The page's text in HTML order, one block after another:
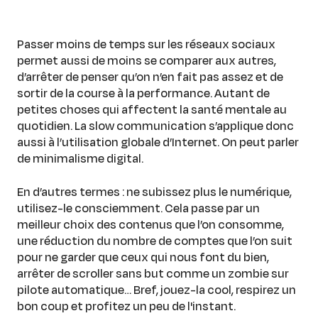
Passer moins de temps sur les réseaux sociaux
permet aussi de moins se comparer aux autres,
d’arrêter de penser qu’on n’en fait pas assez et de
sortir de la course à la performance. Autant de
petites choses qui affectent la santé mentale au
quotidien. La slow communication s’applique donc
aussi à l’utilisation globale d’Internet. On peut parler
de minimalisme digital.
En d’autres termes : ne subissez plus le numérique,
utilisez-le consciemment. Cela passe par un
meilleur choix des contenus que l’on consomme,
une réduction du nombre de comptes que l’on suit
pour ne garder que ceux qui nous font du bien,
arrêter de scroller sans but comme un zombie sur
pilote automatique… Bref, jouez-la cool, respirez un
bon coup et profitez un peu de l'instant.